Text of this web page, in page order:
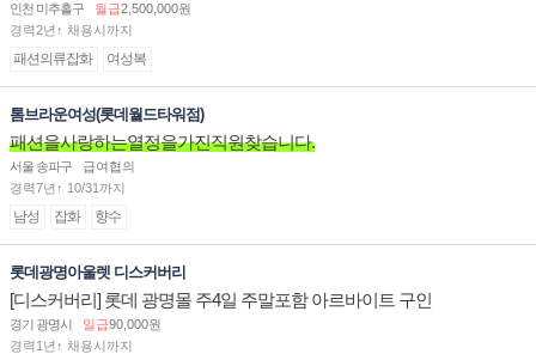
인천 미추홀구 월급2,500,000원
경력2년↑ 채용시까지
패션의류잡화 여성복
톰브라운여성(롯데월드타워점)
패션을사랑하는열정을가진직원찾습니다.
서울 송파구
급여협의
경력7년↑ 10/31까지
남성 잡화 향수
롯데광명아울렛 디스커버리
[디스커버리] 롯데 광명몰 주4일 주말포함 아르바이트 구인
경기 광명시 일급90,000원
경력1년↑ 채용시까지